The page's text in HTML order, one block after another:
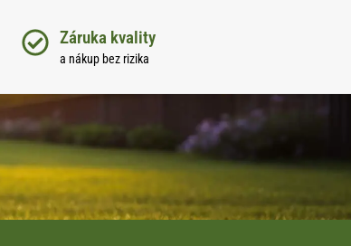
Záruka kvality
a nákup bez rizika